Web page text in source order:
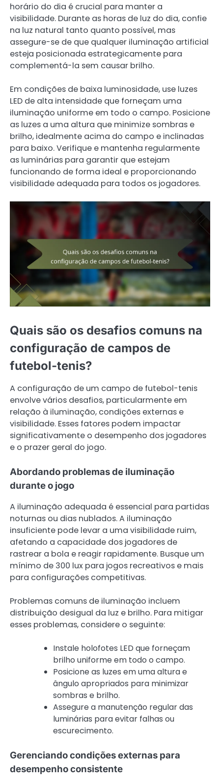
horário do dia é crucial para manter a
visibilidade. Durante as horas de luz do dia, confie
na luz natural tanto quanto possível, mas
assegure-se de que qualquer iluminação artificial
esteja posicionada estrategicamente para
complementá-la sem causar brilho.
Em condições de baixa luminosidade, use luzes
LED de alta intensidade que forneçam uma
iluminação uniforme em todo o campo. Posicione
as luzes a uma altura que minimize sombras e
brilho, idealmente acima do campo e inclinadas
para baixo. Verifique e mantenha regularmente
as luminárias para garantir que estejam
funcionando de forma ideal e proporcionando
visibilidade adequada para todos os jogadores.
Quais são os desafios comuns na
configuração de campos de
futebol-tenis?
A configuração de um campo de futebol-tenis
envolve vários desafios, particularmente em
relação à iluminação, condições externas e
visibilidade. Esses fatores podem impactar
significativamente o desempenho dos jogadores
e o prazer geral do jogo.
Abordando problemas de iluminação
durante o jogo
A iluminação adequada é essencial para partidas
noturnas ou dias nublados. A iluminação
insuficiente pode levar a uma visibilidade ruim,
afetando a capacidade dos jogadores de
rastrear a bola e reagir rapidamente. Busque um
mínimo de 300 lux para jogos recreativos e mais
para configurações competitivas.
Problemas comuns de iluminação incluem
distribuição desigual da luz e brilho. Para mitigar
esses problemas, considere o seguinte:
Instale holofotes LED que forneçam
brilho uniforme em todo o campo.
Posicione as luzes em uma altura e
ângulo apropriados para minimizar
sombras e brilho.
Assegure a manutenção regular das
luminárias para evitar falhas ou
escurecimento.
Gerenciando condições externas para
desempenho consistente